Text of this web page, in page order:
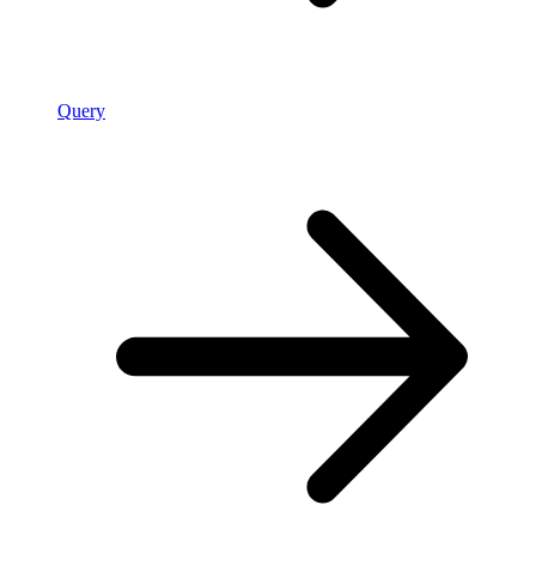
Query